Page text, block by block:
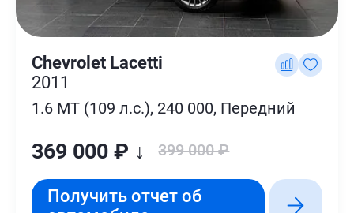
Chevrolet Lacetti
2011
1.6 MT (109 л.с.), 240 000, Передний
369 000 ₽ ↓ 399 000 ₽
Получить отчет об